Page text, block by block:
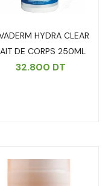
HYDRA CLEAR
DE CORPS 250ML
32.800 DT